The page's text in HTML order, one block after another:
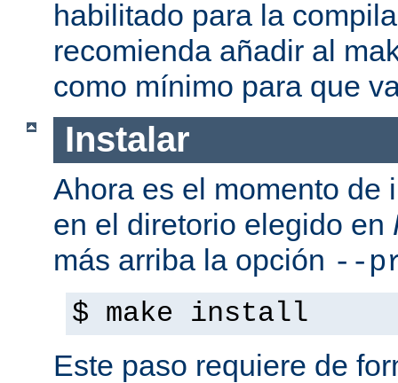
habilitado para la
recomienda añadir al
como mínimo para que
Instalar
Ahora es el momento de
en el diretorio elegido en
más arriba la opción --
$ make install
Este paso requiere de